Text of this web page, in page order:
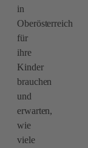
in
Oberösterreich
für
ihre
Kinder
brauchen
und
erwarten,
wie
viele